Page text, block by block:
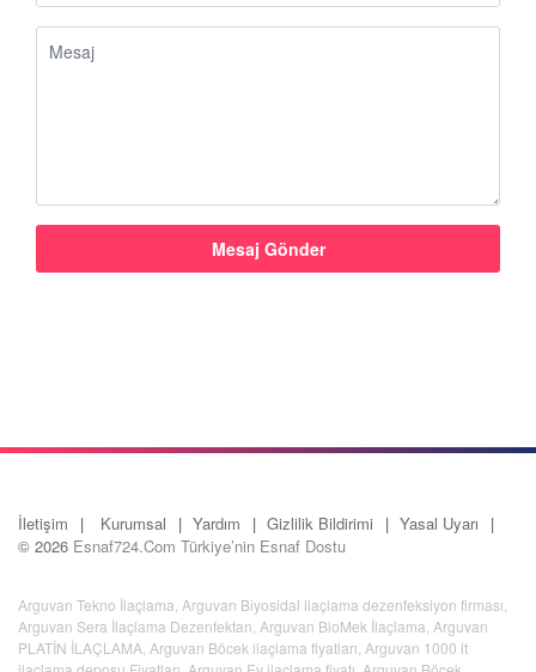
İletişim Kurumsal Yardım Gizlilik Bildirimi
Yasal Uyarı
© 2026 Esnaf724.Com Türkiye’nin Esnaf Dostu
Arguvan Tekno İlaçlama Arguvan Biyosidal ilaçlama dezenfeksiyon firması
Arguvan Sera İlaçlama Dezenfektan Arguvan BioMek İlaçlama Arguvan
PLATİN İLAÇLAMA Arguvan Böcek ilaçlama fiyatları Arguvan 1000 lt